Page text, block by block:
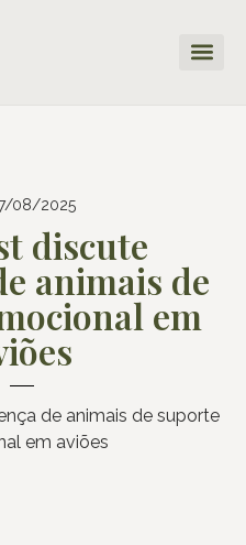
08/2025
discute
animais de
em
de animais de suporte
em aviões